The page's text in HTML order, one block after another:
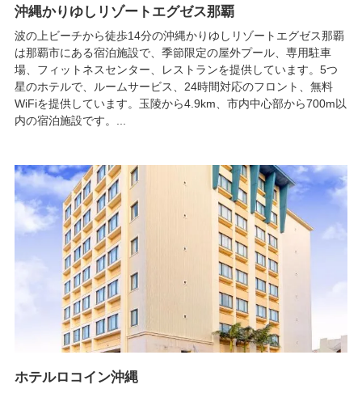
沖縄かりゆしリゾートエグゼス那覇
波の上ビーチから徒歩14分の沖縄かりゆしリゾートエグゼス那覇
は那覇市にある宿泊施設で、季節限定の屋外プール、専用駐車
場、フィットネスセンター、レストランを提供しています。5つ
星のホテルで、ルームサービス、24時間対応のフロント、無料
WiFiを提供しています。玉陵から4.9km、市内中心部から700m以
内の宿泊施設です。...
ホテルロコイン沖縄